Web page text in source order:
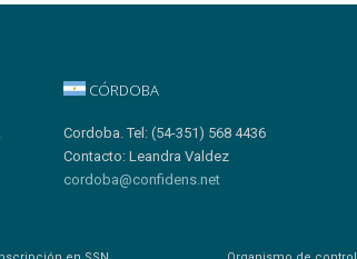
CÓRDOBA
Cordoba. Tel: (54-351) 568 4436
Contacto: Leandra Valdez
cordoba@confidens.net